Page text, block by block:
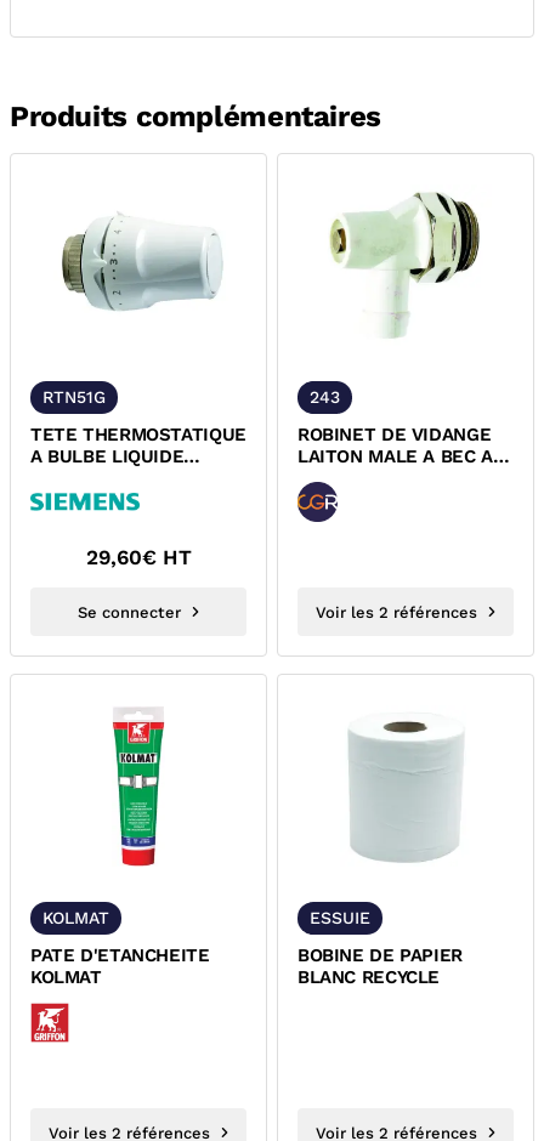
Produits complémentaires
RTN51G
TETE THERMOSTATIQUE
A BULBE LIQUIDE
29,60€ HT
Se connecter
243
ROBINET DE VIDANGE
LAITON MALE A BEC A
TETE TOURNANTE
Voir les 2 références
KOLMAT
PATE D'ETANCHEITE
KOLMAT
Voir les 2 références
ESSUIE
BOBINE DE PAPIER
BLANC RECYCLE
Voir les 2 références